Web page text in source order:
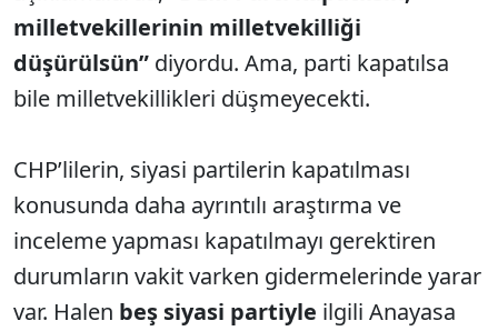
milletvekillerinin milletvekilliği
düşürülsün” diyordu. Ama, parti kapatılsa
bile milletvekillikleri düşmeyecekti.
CHP’lilerin, siyasi partilerin kapatılması
konusunda daha ayrıntılı araştırma ve
inceleme yapması kapatılmayı gerektiren
durumların vakit varken gidermelerinde yarar
var. Halen beş siyasi partiyle ilgili Anayasa